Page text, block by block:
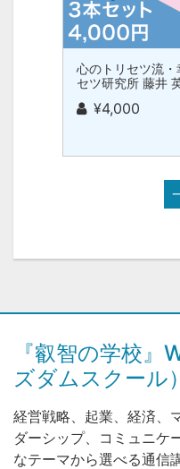
心のトリセツ流・
セツ研究所 藤井
¥4,000
『叡智の学校
ズダムスクール）
経営戦略、起業、経済、
ダーシップ、コミュニケ
なテーマから選べる通信